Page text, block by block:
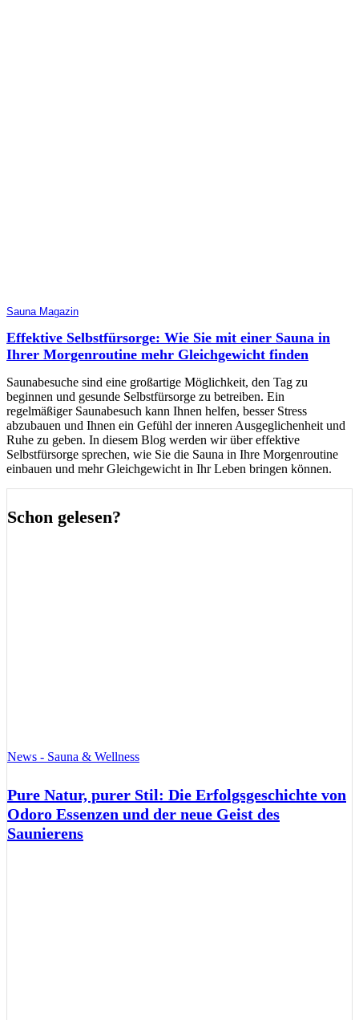
Sauna Magazin
Effektive Selbstfürsorge: Wie Sie mit einer Sauna in
Ihrer Morgenroutine mehr Gleichgewicht finden
Saunabesuche sind eine großartige Möglichkeit, den Tag zu
beginnen und gesunde Selbstfürsorge zu betreiben. Ein
regelmäßiger Saunabesuch kann Ihnen helfen, besser Stress
abzubauen und Ihnen ein Gefühl der inneren Ausgeglichenheit und
Ruhe zu geben. In diesem Blog werden wir über effektive
Selbstfürsorge sprechen, wie Sie die Sauna in Ihre Morgenroutine
einbauen und mehr Gleichgewicht in Ihr Leben bringen können.
Schon gelesen?
News - Sauna & Wellness
Pure Natur, purer Stil: Die Erfolgsgeschichte von
Odoro Essenzen und der neue Geist des
Saunierens